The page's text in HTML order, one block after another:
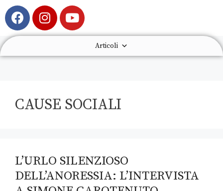
Articoli
CAUSE SOCIALI
L’URLO SILENZIOSO
DELL’ANORESSIA: L’INTERVISTA